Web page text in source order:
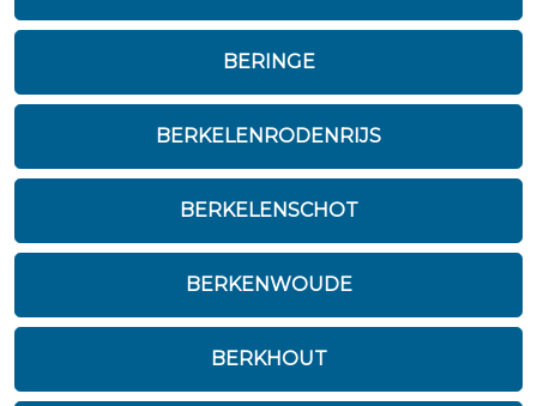
BERINGE
BERKELENRODENRIJS
BERKELENSCHOT
BERKENWOUDE
BERKHOUT